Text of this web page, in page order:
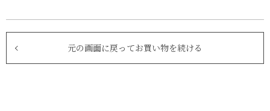
元の画面に戻ってお買い物を続ける